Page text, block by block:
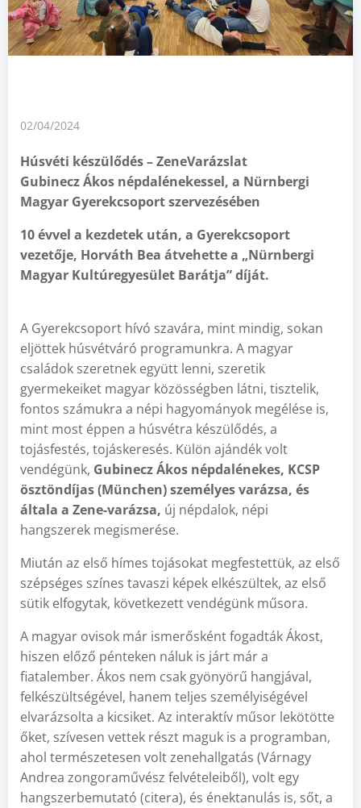
02/04/2024
Húsvéti készülődés – ZeneVarázslat
Gubinecz Ákos népdalénekessel, a Nürnbergi
Magyar Gyerekcsoport szervezésében
10 évvel a kezdetek után, a Gyerekcsoport
vezetője, Horváth Bea átvehette a „Nürnbergi
Magyar Kultúregyesület Barátja” díját.
A Gyerekcsoport hívó szavára, mint mindig, sokan
eljöttek húsvétváró programunkra. A magyar
családok szeretnek együtt lenni, szeretik
gyermekeiket magyar közösségben látni, tisztelik,
fontos számukra a népi hagyományok megélése is,
mint most éppen a húsvétra készülődés, a
tojásfestés, tojáskeresés. Külön ajándék volt
vendégünk, Gubinecz Ákos népdalénekes, KCSP
ösztöndíjas (München) személyes varázsa, és
általa a Zene-varázsa, új népdalok, népi
hangszerek megismerése.
Miután az első hímes tojásokat megfestettük, az első
szépséges színes tavaszi képek elkészültek, az első
sütik elfogytak, következett vendégünk műsora.
A magyar ovisok már ismerősként fogadták Ákost,
hiszen előző pénteken náluk is járt már a
fiatalember. Ákos nem csak gyönyörű hangjával,
felkészültségével, hanem teljes személyiségével
elvarázsolta a kicsiket. Az interaktív műsor lekötötte
őket, szívesen vettek részt maguk is a programban,
ahol természetesen volt zenehallgatás (Várnagy
Andrea zongoraművész felvételeiből), volt egy
hangszerbemutató (citera), és énektanulás is, sőt, a